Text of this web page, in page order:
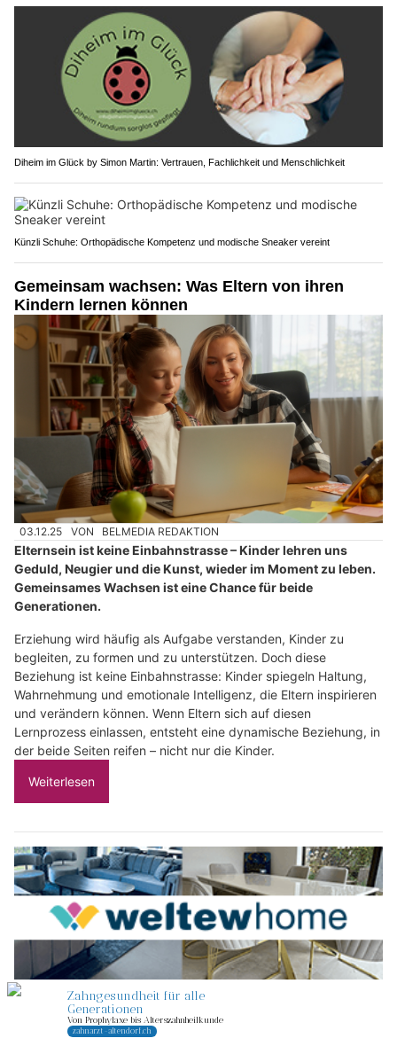
Diheim im Glück by Simon Martin: Vertrauen, Fachlichkeit und Menschlichkeit
Künzli Schuhe: Orthopädische Kompetenz und modische Sneaker vereint
Gemeinsam wachsen: Was Eltern von ihren
Kindern lernen können
03.12.25 VON BELMEDIA REDAKTION
Elternsein ist keine Einbahnstrasse – Kinder lehren uns
Geduld, Neugier und die Kunst, wieder im Moment zu leben.
Gemeinsames Wachsen ist eine Chance für beide
Generationen.
Erziehung wird häufig als Aufgabe verstanden, Kinder zu
begleiten, zu formen und zu unterstützen. Doch diese
Beziehung ist keine Einbahnstrasse: Kinder spiegeln Haltung,
Wahrnehmung und emotionale Intelligenz, die Eltern inspirieren
und verändern können. Wenn Eltern sich auf diesen
Lernprozess einlassen, entsteht eine dynamische Beziehung, in
der beide Seiten reifen – nicht nur die Kinder.
Weiterlesen
Weltew Diva Home GmbH: Wohnkonzepte mit Komfort für Familien und Kinderzimmer